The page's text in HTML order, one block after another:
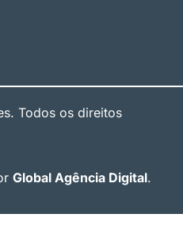
Todos os direitos
Global Agência Digital.